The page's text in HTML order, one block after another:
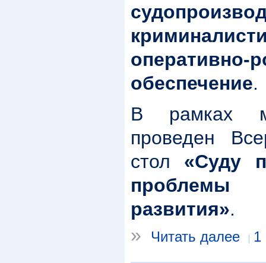
оперативно-
обеспечение.
В рамках
проведен
стол «Суду
проблемы
развития».
»
Читать далее 1